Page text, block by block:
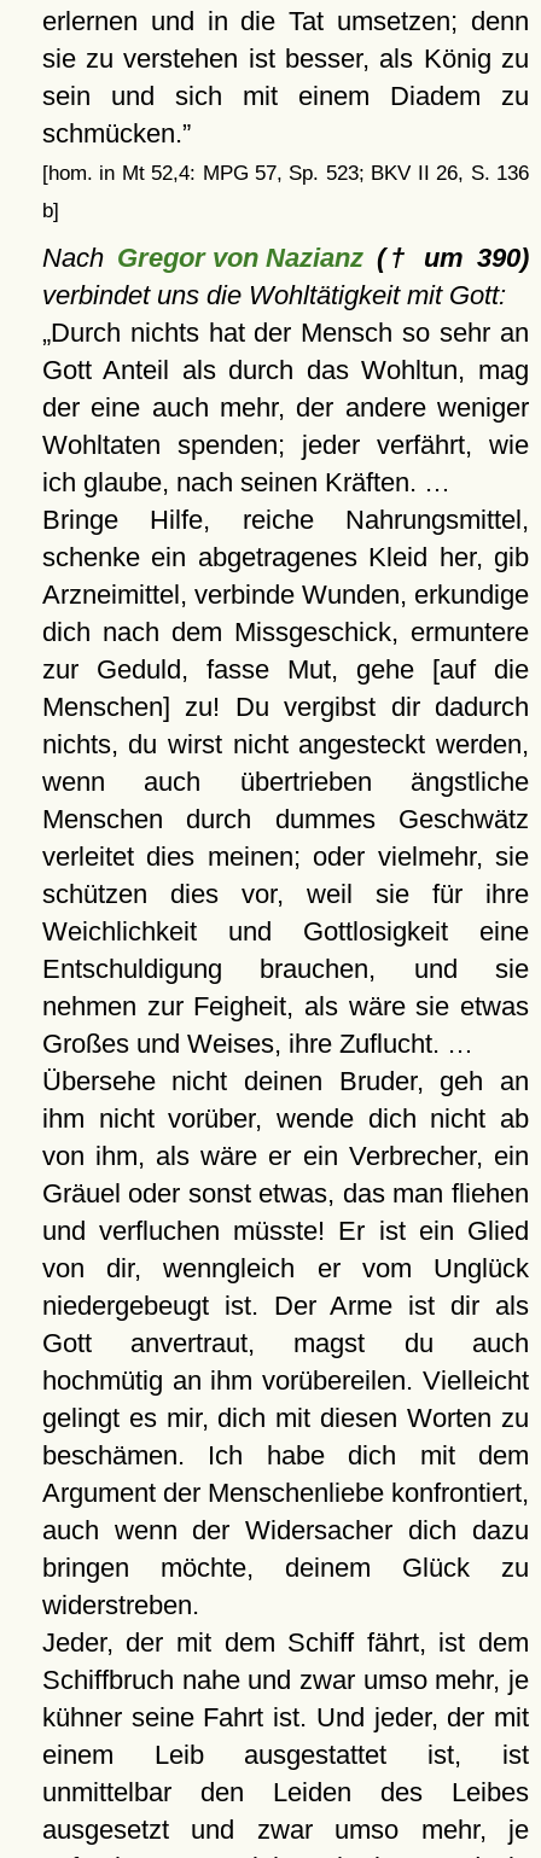
erlernen und in die Tat umsetzen; denn
sie zu verstehen ist besser, als König zu
sein und sich mit einem Diadem zu
schmücken.
[hom. in Mt 52,4: MPG 57, Sp. 523; BKV II 26, S. 136
b]
Nach Gregor von Nazianz(† um 390)
verbindet uns die Wohltätigkeit mit Gott:
Durch nichts hat der Mensch so sehr an
Gott Anteil als durch das Wohltun, mag
der eine auch mehr, der andere weniger
Wohltaten spenden; jeder verfährt, wie
ich glaube, nach seinen Kräften. …
Bringe Hilfe, reiche Nahrungsmittel,
schenke ein abgetragenes Kleid her, gib
Arzneimittel, verbinde Wunden, erkundige
dich nach dem Missgeschick, ermuntere
zur Geduld, fasse Mut, gehe [auf die
Menschen] zu! Du vergibst dir dadurch
nichts, du wirst nicht angesteckt werden,
wenn auch übertrieben ängstliche
Menschen durch dummes Geschwätz
verleitet dies meinen; oder vielmehr, sie
schützen dies vor, weil sie für ihre
Weichlichkeit und Gottlosigkeit eine
Entschuldigung brauchen, und sie
nehmen zur Feigheit, als wäre sie etwas
Großes und Weises, ihre Zuflucht. …
Übersehe nicht deinen Bruder, geh an
ihm nicht vorüber, wende dich nicht ab
von ihm, als wäre er ein Verbrecher, ein
Gräuel oder sonst etwas, das man fliehen
und verfluchen müsste! Er ist ein Glied
von dir, wenngleich er vom Unglück
niedergebeugt ist. Der Arme ist dir als
Gott anvertraut, magst du auch
hochmütig an ihm vorübereilen. Vielleicht
gelingt es mir, dich mit diesen Worten zu
beschämen. Ich habe dich mit dem
Argument der Menschenliebe konfrontiert,
auch wenn der Widersacher dich dazu
bringen möchte, deinem Glück zu
widerstreben.
Jeder, der mit dem Schiff fährt, ist dem
Schiffbruch nahe und zwar umso mehr, je
kühner seine Fahrt ist. Und jeder, der mit
einem Leib ausgestattet ist, ist
unmittelbar den Leiden des Leibes
ausgesetzt und zwar umso mehr, je